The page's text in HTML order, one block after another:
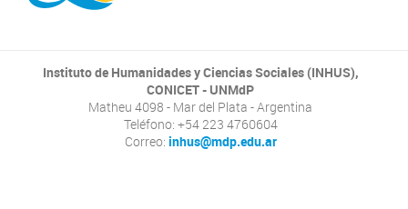
Instituto de Humanidades y Ciencias Sociales (INHUS),
CONICET - UNMdP
Matheu 4098 - Mar del Plata - Argentina
Teléfono: +54 223 4760604
Correo: inhus@mdp.edu.ar